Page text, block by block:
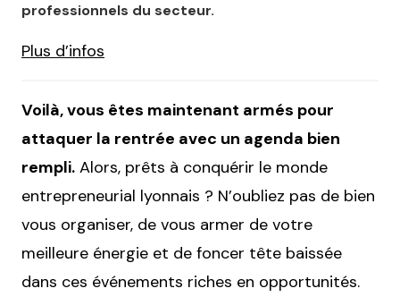
professionnels du secteur​.
Plus d’infos
Voilà, vous êtes maintenant armés pour
attaquer la rentrée avec un agenda bien
rempli. Alors, prêts à conquérir le monde
entrepreneurial lyonnais ? N’oubliez pas de bien
vous organiser, de vous armer de votre
meilleure énergie et de foncer tête baissée
dans ces événements riches en opportunités.